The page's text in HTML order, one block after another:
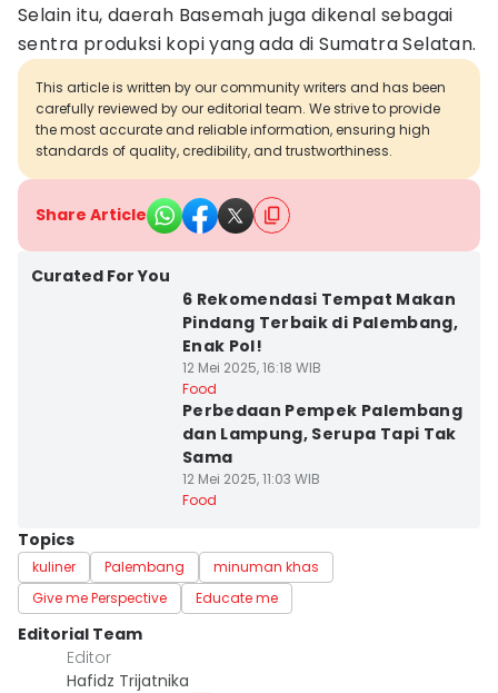
Selain itu, daerah Basemah juga dikenal sebagai
sentra produksi kopi yang ada di Sumatra Selatan.
This article is written by our community writers and has been
carefully reviewed by our editorial team. We strive to provide
the most accurate and reliable information, ensuring high
standards of quality, credibility, and trustworthiness.
Share Article
Curated For You
6 Rekomendasi Tempat Makan
Pindang Terbaik di Palembang,
Enak Pol!
12 Mei 2025, 16:18 WIB
Food
Perbedaan Pempek Palembang
dan Lampung, Serupa Tapi Tak
Sama
12 Mei 2025, 11:03 WIB
Food
Topics
kuliner Palembang
minuman khas
Give me Perspective
Educate me
Editorial Team
Editor
Hafidz Trijatnika